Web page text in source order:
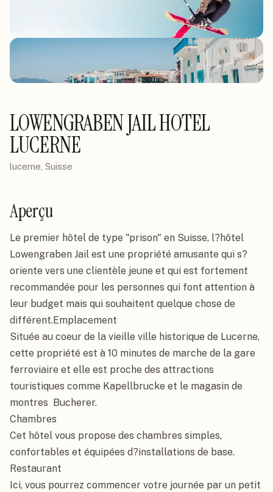
LOWENGRABEN JAIL HOTEL
LUCERNE
lucerne, Suisse
Aperçu
Le premier hôtel de type "prison" en Suisse, l?hôtel
Lowengraben Jail est une propriété amusante qui s?
oriente vers une clientèle jeune et qui est fortement
recommandée pour les personnes qui font attention à
leur budget mais qui souhaitent quelque chose de
différent.Emplacement
Située au coeur de la vieille ville historique de Lucerne,
cette propriété est à 10 minutes de marche de la gare
ferroviaire et elle est proche des attractions
touristiques comme Kapellbrucke et le magasin de
montres  Bucherer.
Chambres
Cet hôtel vous propose des chambres simples,
confortables et équipées d?installations de base.
Restaurant
Ici, vous pourrez commencer votre journée par un petit